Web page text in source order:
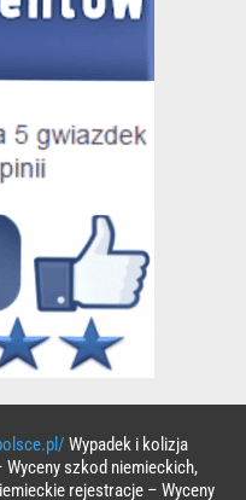
Wypadek i kolizja
szkod niemieckich,
rejestracje – Wyceny